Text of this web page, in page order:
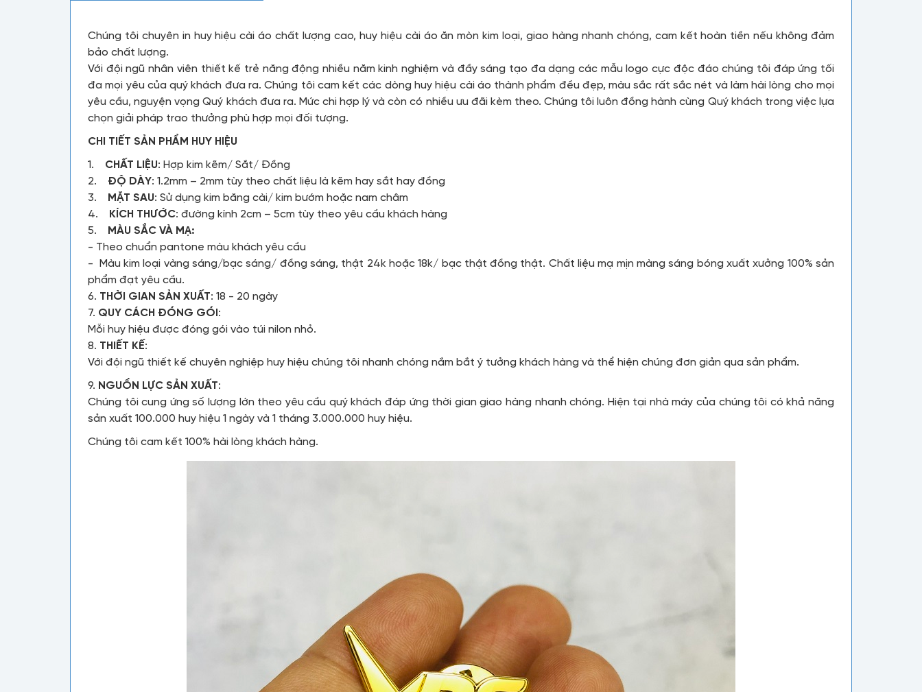
Chúng tôi chuyên in huy hiệu cài áo chất lượng cao, huy hiệu cài áo ăn mòn kim loại, giao hàng nhanh chóng, cam kết hoàn tiền nếu không đảm
bảo chất lượng.
Với đội ngũ nhân viên thiết kế trẻ năng động nhiều năm kinh nghiệm và đầy sáng tạo đa dạng các mẫu logo cực độc đáo chúng tôi đáp ứng tối
đa mọi yêu của quý khách đưa ra. Chúng tôi cam kết các dòng huy hiệu cài áo thành phẩm đều đẹp, màu sắc rất sắc nét và làm hài lòng cho mọi
yêu cầu, nguyện vọng Quý khách đưa ra. Mức chi hợp lý và còn có nhiều ưu đãi kèm theo. Chúng tôi luôn đồng hành cùng Quý khách trong việc lựa
chọn giải pháp trao thưởng phù hợp mọi đối tượng.
CHI TIẾT SẢN PHẨM HUY HIỆU
1. CHẤT LIỆU: Hợp kim kẽm/ Sắt/ Đồng
2.
ĐỘ DÀY: 1.2mm – 2mm tùy theo chất liệu là kẽm hay sắt hay đồng
3.
MẶT SAU: Sử dụng kim băng cài/ kim bướm hoặc nam châm
4.
KÍCH THƯỚC: đường kính 2cm – 5cm tùy theo yêu cầu khách hàng
5.
MÀU SẮC VÀ MẠ:
- Theo chuẩn pantone màu khách yêu cầu
- Màu kim loại vàng sáng/bạc sáng/ đồng sáng, thật 24k hoặc 18k/ bạc thật đồng thật. Chất liệu mạ mịn màng sáng bóng xuất xưởng 100% sản
phẩm đạt yêu cầu.
6. THỜI GIAN SẢN XUẤT: 18 - 20 ngày
7. QUY CÁCH ĐÓNG GÓI :
Mỗi huy hiệu được đóng gói vào túi nilon nhỏ.
8. THIẾT KẾ:
Với đội ngũ thiết kế chuyên nghiệp huy hiệu chúng tôi nhanh chóng nắm bắt ý tưởng khách hàng và thể hiện chúng đơn giản qua sản phẩm.
9. NGUỒN LỰC SẢN XUẤT:
Chúng tôi cung ứng số lượng lớn theo yêu cầu quý khách đáp ứng thời gian giao hàng nhanh chóng. Hiện tại nhà máy của chúng tôi có khả năng
sản xuất 100.000 huy hiệu 1 ngày và 1 tháng 3.000.000 huy hiệu.
Chúng tôi cam kết 100% hài lòng khách hàng.